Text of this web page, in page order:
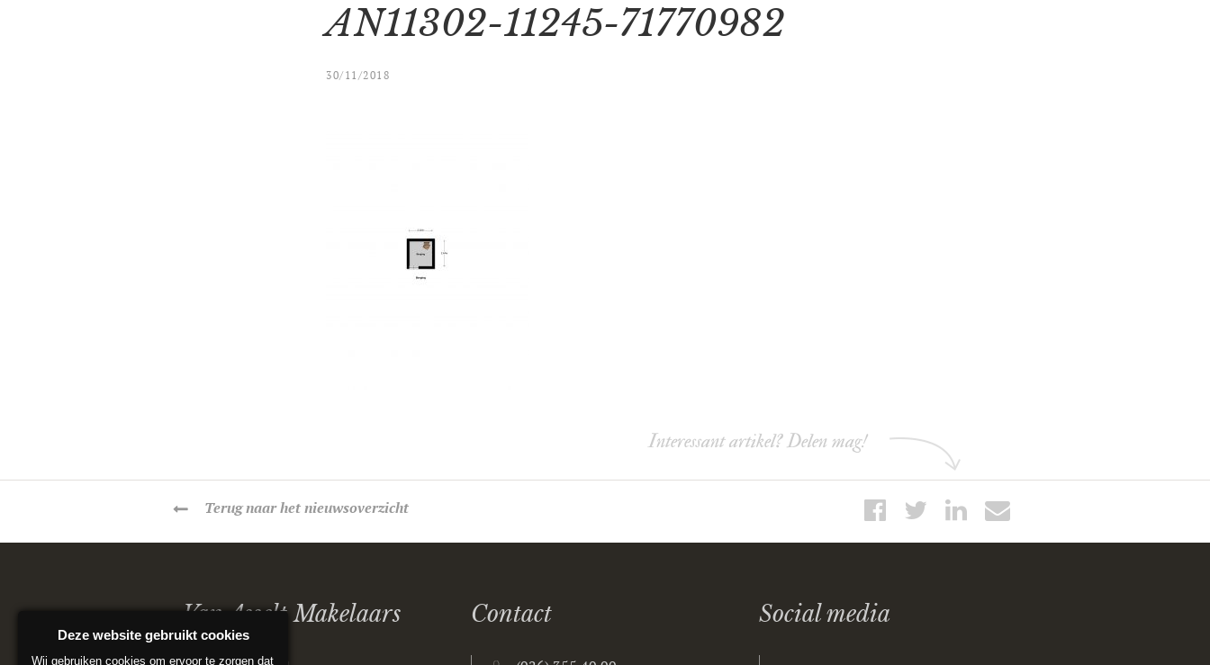
AN11302-11245-71770982
30/11/2018
Interessant artikel? Delen mag!
Terugnaar het nieuwsoverzicht
Van Asselt Makelaars Contact Social media
Deze website gebruikt cookies
Wij gebruiken cookies om ervoor te zorgen dat